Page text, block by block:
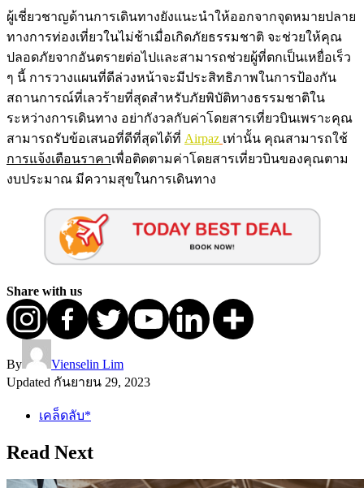
ผู้เชี่ยวชาญด้านการเดินทางยังแนะนำให้ออกจากจุดหมายปลาย
ทางการท่องเที่ยวในไม่ช้าเมื่อเกิดภัยธรรมชาติ จะช่วยให้คุณ
ปลอดภัยจากอันตรายต่อไปและสามารถช่วยผู้ที่ตกเป็นเหยื่อเร็ว
ๆ นี้ การวางแผนที่ดีล่วงหน้าจะมีประสิทธิภาพในการป้องกัน
สถานการณ์ที่เลวร้ายที่สุดสำหรับภัยพิบัติทางธรรมชาติใน
ระหว่างการเดินทาง อย่ากังวลกับค่าโดยสารเที่ยวบินเพราะคุณ
สามารถรับข้อเสนอที่ดีที่สุดได้ที่ Airpaz เท่านั้น คุณสามารถใช้
การแจ้งเตือนราคาเพื่อติดตามค่าโดยสารเที่ยวบินของคุณตาม
งบประมาณ มีความสุขในการเดินทาง
Share with us
By
Vienselin Lim
Updated กันยายน 29, 2023
เคล็ดลับ*
Read Next